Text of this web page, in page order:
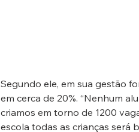
Segundo ele, em sua gestão
em cerca de 20%. “Nenhum
criamos em torno de 1200
escola todas as crianças será